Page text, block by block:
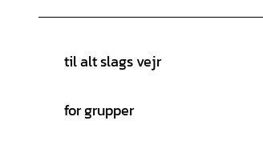
til alt slags vejr
for grupper